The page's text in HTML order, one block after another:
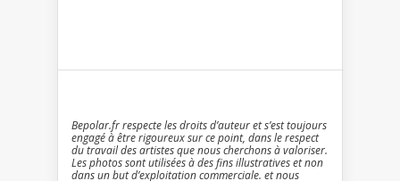
Bepolar.fr respecte les droits d’auteur et s’est toujours
engagé à être rigoureux sur ce point, dans le respect
du travail des artistes que nous cherchons à valoriser.
Les photos sont utilisées à des fins illustratives et non
dans un but d’exploitation commerciale. et nous